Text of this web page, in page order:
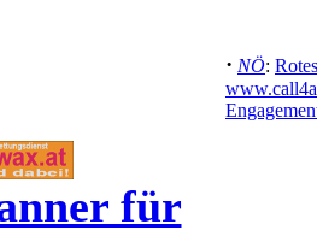
für
· NÖ: